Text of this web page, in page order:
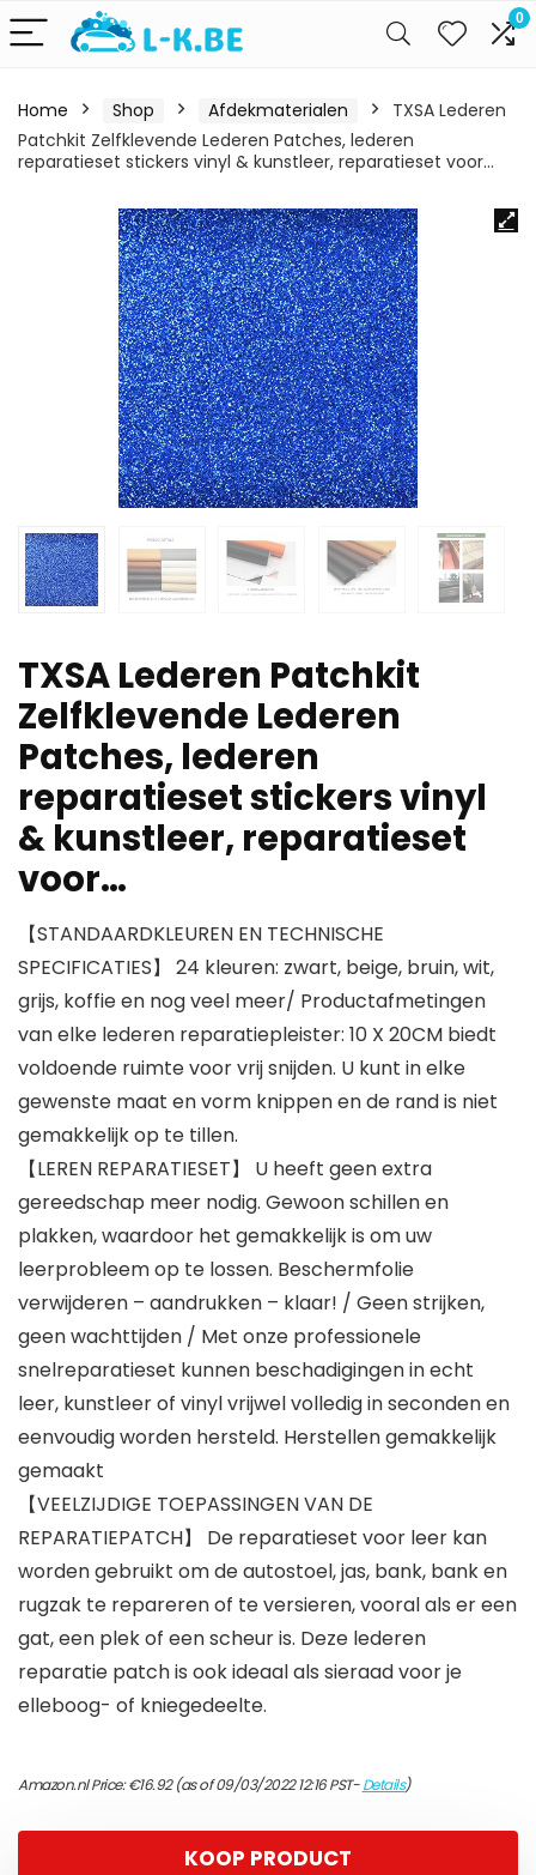
0
Home Shop Afdekmaterialen
TXSA Lederen
Patchkit Zelfklevende Lederen Patches, lederen
reparatieset stickers vinyl & kunstleer, reparatieset voor…
TXSA Lederen Patchkit
Zelfklevende Lederen
Patches, lederen
reparatieset stickers vinyl
& kunstleer, reparatieset
voor…
【STANDAARDKLEUREN EN TECHNISCHE
SPECIFICATIES】 24 kleuren: zwart, beige, bruin, wit,
grijs, koffie en nog veel meer/ Productafmetingen
van elke lederen reparatiepleister: 10 X 20CM biedt
voldoende ruimte voor vrij snijden. U kunt in elke
gewenste maat en vorm knippen en de rand is niet
gemakkelijk op te tillen.
【LEREN REPARATIESET】 U heeft geen extra
gereedschap meer nodig. Gewoon schillen en
plakken, waardoor het gemakkelijk is om uw
leerprobleem op te lossen. Beschermfolie
verwijderen – aandrukken – klaar! / Geen strijken,
geen wachttijden / Met onze professionele
snelreparatieset kunnen beschadigingen in echt
leer, kunstleer of vinyl vrijwel volledig in seconden en
eenvoudig worden hersteld. Herstellen gemakkelijk
gemaakt
【VEELZIJDIGE TOEPASSINGEN VAN DE
REPARATIEPATCH】 De reparatieset voor leer kan
worden gebruikt om de autostoel, jas, bank, bank en
rugzak te repareren of te versieren, vooral als er een
gat, een plek of een scheur is. Deze lederen
reparatie patch is ook ideaal als sieraad voor je
elleboog- of kniegedeelte.
Amazon.nl Price:€16.92(as of 09/03/2022 12:16 PST-Details)
KOOP PRODUCT